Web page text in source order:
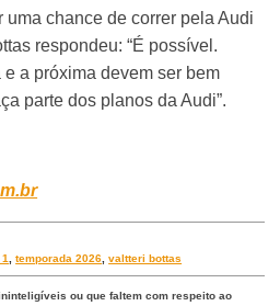
chance de correr pela Audi
respondeu: “É possível.
a próxima devem ser bem
parte dos planos da Audi”.
,temporada 2026 ,valtteri bottas
ou que faltem com respeito ao